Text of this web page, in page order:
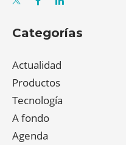
Categorías
Actualidad
Productos
Tecnología
A fondo
Agenda